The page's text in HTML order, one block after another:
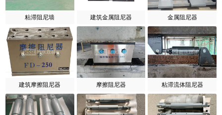
粘滞阻尼墙 建筑金属阻尼器 金属阻尼器
建筑摩擦阻尼器 摩擦阻尼器 粘滞流体阻尼器